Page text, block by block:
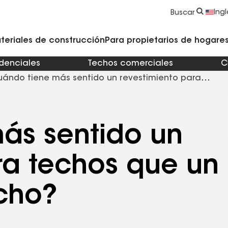
Buscar
de construcción Para propietarios de
Techos comerciales
tiene más sentido un revestimiento para
sentido un
techos que un